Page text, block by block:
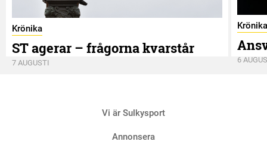
Krönika
ST agerar – frågorna kvarstår
7 AUGUSTI
Krönika
6
Vi är Sulkysport
Annonsera